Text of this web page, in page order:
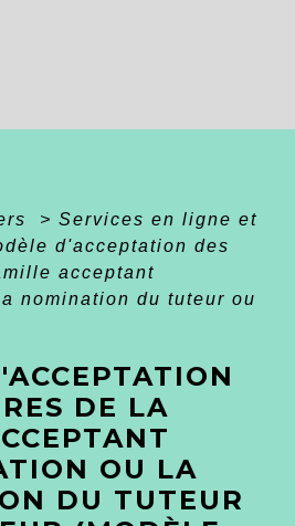
> Services en ligne et
d'acceptation des
acceptant
nomination du tuteur ou
DE LA
OU LA
DU TUTEUR